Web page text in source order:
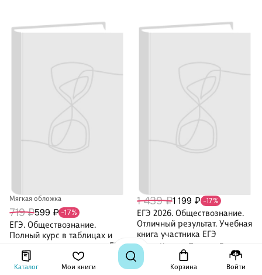
Каталог Мои книги Корзина Войти
Мягкая обложка
719 ₽599 ₽ -17%
ЕГЭ. Обществознание.
Полный курс в таблицах и
схемах для подготовки к ЕГЭ
Пётр Баранов
1 439 ₽1 199 ₽ -17%
ЕГЭ 2026. Обществознание.
Отличный результат. Учебная
книга участника ЕГЭ
Ольга Котова, Татьяна Лискова
·